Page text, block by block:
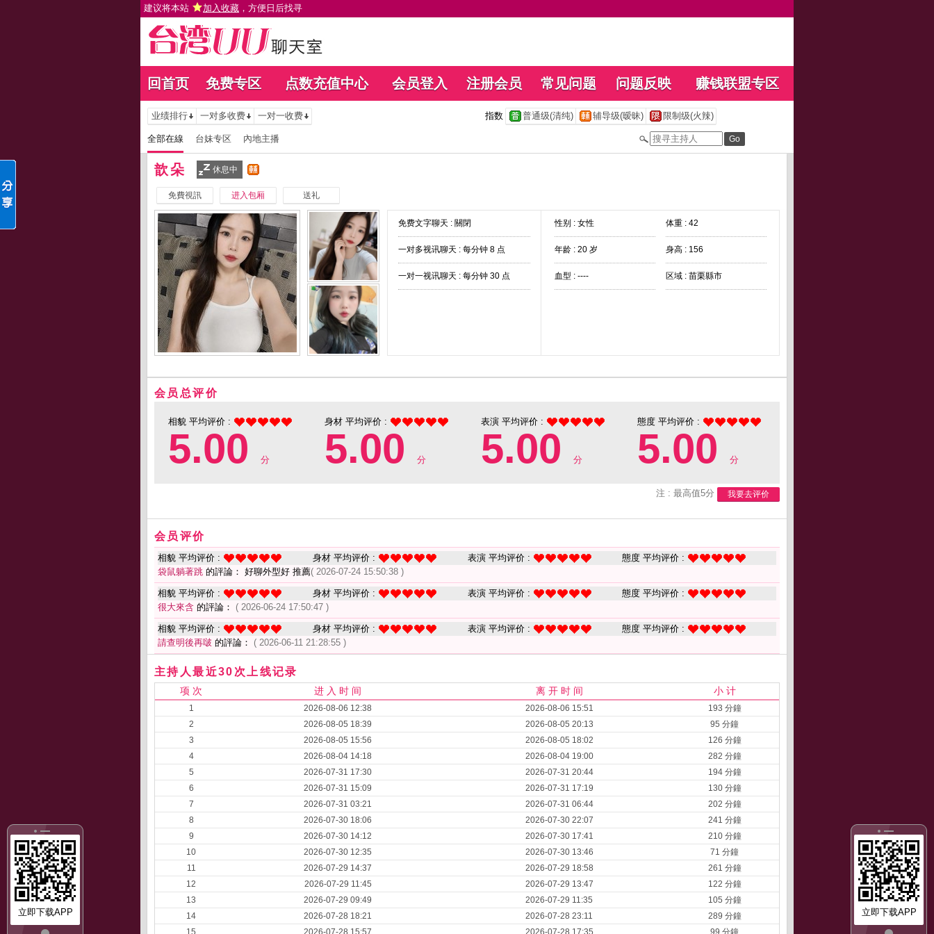
建议将本站 加入收藏 ，方便日后找寻
回首页 免费专区 点数充值中心 会员登入 注册会员 常见问题 问题反映 赚钱联盟专区
立即下载APP
立即下载APP
业绩排行 一对多收费 一对一收费 指数 普通级(清纯) 辅导级(暧昧) 限制级(火辣)
全部在線 台妹专区 內地主播
歆朵 休息中
免費視訊 进入包厢 送礼
免费文字聊天 : 關閉
一对多视讯聊天 : 每分钟 8 点
一对一视讯聊天 : 每分钟 30 点
性别 : 女性 体重 : 42
年龄 : 20 岁 身高 : 156
血型 : ---- 区域 : 苗栗縣市
会员总评价
相貌 平均评价 :
5.00 分
身材 平均评价 :
5.00 分
表演 平均评价 :
5.00 分
態度 平均评价 :
5.00 分
注 : 最高值5分 我要去评价
会员评价
相貌 平均评价 : 身材 平均评价 : 表演 平均评价 :
態度 平均评价 :
袋鼠躺著跳 的評論： 好聊外型好 推薦( 2026-07-24 15:50:38 )
相貌 平均评价 : 身材 平均评价 : 表演 平均评价 :
態度 平均评价 :
很大來含 的評論： ( 2026-06-24 17:50:47 )
相貌 平均评价 : 身材 平均评价 : 表演 平均评价 :
態度 平均评价 :
請查明後再啵 的評論： ( 2026-06-11 21:28:55 )
主持人最近30次上线记录
项 次 进 入 时 间 离 开 时 间 小 计
1 2026-08-06 12:38 2026-08-06 15:51
193 分鐘
2
2026-08-05 18:39 2026-08-05 20:13
95 分鐘
3
2026-08-05 15:56 2026-08-05 18:02
126 分鐘
4
2026-08-04 14:18 2026-08-04 19:00
282 分鐘
5
2026-07-31 17:30 2026-07-31 20:44
194 分鐘
6
2026-07-31 15:09 2026-07-31 17:19
130 分鐘
7
2026-07-31 03:21 2026-07-31 06:44
202 分鐘
8
2026-07-30 18:06 2026-07-30 22:07
241 分鐘
9
2026-07-30 14:12 2026-07-30 17:41
210 分鐘
10
2026-07-30 12:35 2026-07-30 13:46
71 分鐘
11
2026-07-29 14:37 2026-07-29 18:58
261 分鐘
12
2026-07-29 11:45 2026-07-29 13:47
122 分鐘
13
2026-07-29 09:49 2026-07-29 11:35
105 分鐘
14
2026-07-28 18:21 2026-07-28 23:11
289 分鐘
15
2026-07-28 15:57 2026-07-28 17:35 99 分鐘